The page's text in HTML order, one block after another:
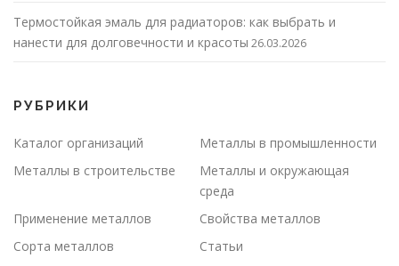
Термостойкая эмаль для радиаторов: как выбрать и
нанести для долговечности и красоты 26.03.2026
РУБРИКИ
Каталог организаций
Металлы в промышленности
Металлы в строительстве
Металлы и окружающая
среда
Применение металлов
Свойства металлов
Сорта металлов
Статьи